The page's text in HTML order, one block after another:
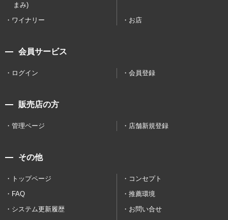
まみ)
ワイナリー お店
会員サービス
ログイン 会員登録
販売店の方
管理ページ 店舗新規登録
その他
トップページ
コンセプト
FAQ
推薦環境
システム更新履歴
お問い合せ